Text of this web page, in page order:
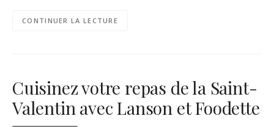
CONTINUER LA LECTURE
Cuisinez votre repas de la Saint-
Valentin avec Lanson et Foodette